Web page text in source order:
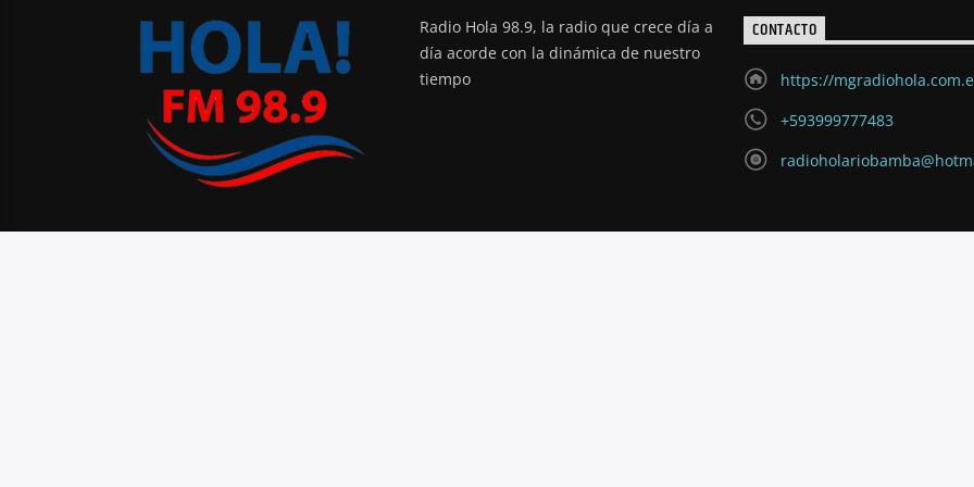
Radio Hola 98.9, la radio que crece día a
día acorde con la dinámica de nuestro
tiempo
CONTACTO
https://
+593999777483